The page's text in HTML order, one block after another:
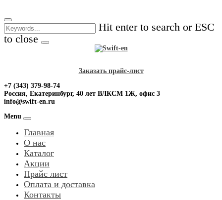
to
content
Hit enter to search or ESC
to close
Заказать прайс-лист
+7 (343) 379-98-74
Россия, Екатеринбург, 40 лет ВЛКСМ 1Ж, офис 3
info@swift-en.ru
Menu
Главная
О нас
Каталог
Акции
Прайс лист
Оплата и доставка
Контакты